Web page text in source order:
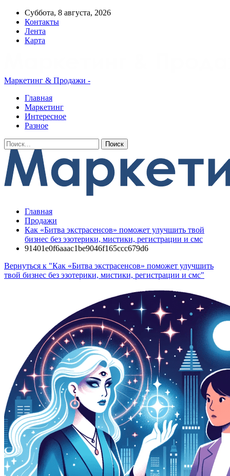
Суббота, 8 августа, 2026
Контакты
Лента
Карта
Маркетинг & Продажи -
Главная
Маркетинг
Интересное
Разное
Главная
Продажи
Как «Битва экстрасенсов» поможет улучшить твой
бизнес без эзотерики, мистики, регистрации и смс
91401e0f6aaac1be9046f165ccc679d6
Вернуться к "Как «Битва экстрасенсов» поможет улучшить
твой бизнес без эзотерики, мистики, регистрации и смс"